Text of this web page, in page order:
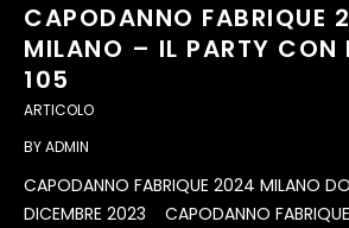
CAPODANNO FABRIQUE
MILANO – IL PARTY CON
105
ARTICOLO
BYADMIN
CAPODANNO FABRIQUE 2024 MILANO
DICEMBRE 2023 CAPODANNO